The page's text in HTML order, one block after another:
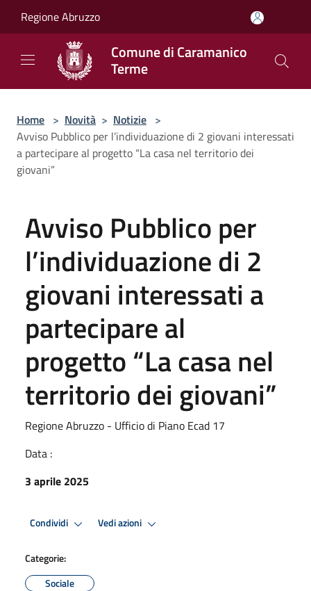
Regione Abruzzo
Comune di Caramanico
Terme
Home > Novità > Notizie >
Avviso Pubblico per l’individuazione di 2 giovani interessati
a partecipare al progetto “La casa nel territorio dei
giovani”
Avviso Pubblico per
l’individuazione di 2
giovani interessati a
partecipare al
progetto “La casa nel
territorio dei giovani”
Regione Abruzzo - Ufficio di Piano Ecad 17
Data :
3 aprile 2025
Condividi Vedi azioni
Categorie:
Sociale